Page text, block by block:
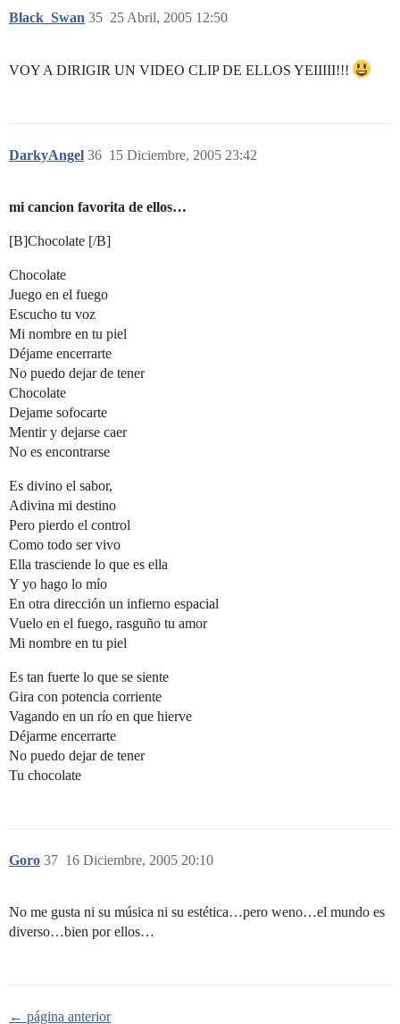
Black_Swan 25 Abril, 2005 12:50
35
VOY A DIRIGIR UN VIDEO CLIP DE ELLOS YEIIIII!!!
DarkyAngel 15 Diciembre, 2005 23:42
36
mi cancion favorita de ellos…
[B]Chocolate [/B]
Chocolate
Juego en el fuego
Escucho tu voz
Mi nombre en tu piel
Déjame encerrarte
No puedo dejar de tener
Chocolate
Dejame sofocarte
Mentir y dejarse caer
No es encontrarse
Es divino el sabor,
Adivina mi destino
Pero pierdo el control
Como todo ser vivo
Ella trasciende lo que es ella
Y yo hago lo mío
En otra dirección un infierno espacial
Vuelo en el fuego, rasguño tu amor
Mi nombre en tu piel
Es tan fuerte lo que se siente
Gira con potencia corriente
Vagando en un río en que hierve
Déjarme encerrarte
No puedo dejar de tener
Tu chocolate
Goro 16 Diciembre, 2005 20:10
37
No me gusta ni su música ni su estética…pero weno…el mundo es
diverso…bien por ellos…
← página anterior